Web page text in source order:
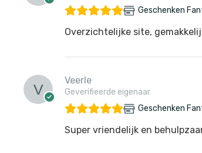
Geschenken
Overzichtelijke site,
Veerle
Geverifieerde eigenaar
Geschenken
Super vriendelijk en